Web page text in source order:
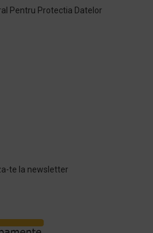
Pentru Protectia Datelor
te la newsletter